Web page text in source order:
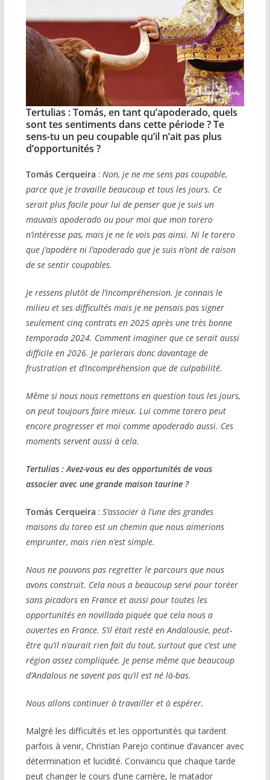
Tertulias : Tomás, en tant qu’apoderado, quels
sont tes sentiments dans cette période ? Te
sens-tu un peu coupable qu’il n’ait pas plus
d’opportunités ?
Tomás Cerqueira : Non, je ne me sens pas coupable,
parce que je travaille beaucoup et tous les jours. Ce
serait plus facile pour lui de penser que je suis un
mauvais apoderado ou pour moi que mon torero
n’intéresse pas, mais je ne le vois pas ainsi. Ni le torero
que j’apodère ni l’apoderado que je suis n’ont de raison
de se sentir coupables.
Je ressens plutôt de l’incompréhension. Je connais le
milieu et ses difficultés mais je ne pensais pas signer
seulement cinq contrats en 2025 après une très bonne
temporada 2024. Comment imaginer que ce serait aussi
difficile en 2026. Je parlerais donc davantage de
frustration et d’incompréhension que de culpabilité.
Même si nous nous remettons en question tous les jours,
on peut toujours faire mieux. Lui comme torero peut
encore progresser et moi comme apoderado aussi. Ces
moments servent aussi à cela.
Tertulias : Avez-vous eu des opportunités de vous
associer avec une grande maison taurine ?
Tomás Cerqueira : S’associer à l’une des grandes
maisons du toreo est un chemin que nous aimerions
emprunter, mais rien n’est simple.
Nous ne pouvons pas regretter le parcours que nous
avons construit. Cela nous a beaucoup servi pour toréer
sans picadors en France et aussi pour toutes les
opportunités en novillada piquée que cela nous a
ouvertes en France. S’il était resté en Andalousie, peut-
être qu’il n’aurait rien fait du tout, surtout que c’est une
région assez compliquée. Je pense même que beaucoup
d’Andalous ne savent pas qu’il est né là-bas.
Nous allons continuer à travailler et à espérer.
Malgré les difficultés et les opportunités qui tardent
parfois à venir, Christian Parejo continue d’avancer avec
détermination et lucidité. Convaincu que chaque tarde
peut changer le cours d’une carrière, le matador